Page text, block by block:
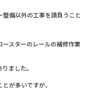
備以外の工事を請負うこと
スターのレールの補修作業
ました。
が多いですが、